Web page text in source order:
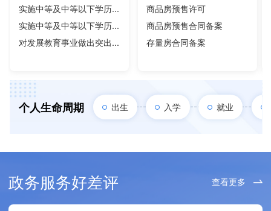
实施中等及中等以下学历...
实施中等及中等以下学历...
对发展教育事业做出突出...
商品房预售许可
商品房预售合同备案
存量房合同备案
个人生命周期 出生 入学 就业
政务服务好差评 查看更多